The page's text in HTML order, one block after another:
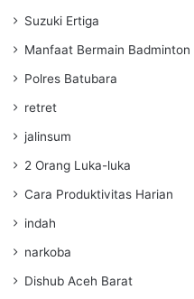
Suzuki Ertiga
Manfaat Bermain Badminton
Polres Batubara
retret
jalinsum
2 Orang Luka-luka
Cara Produktivitas Harian
indah
narkoba
Dishub Aceh Barat